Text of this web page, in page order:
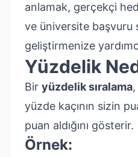
anlamak, gerçekçi
ve üniversite başvuru
geliştirmenize
Yüzdelik
Bir yüzdelik sıralama
yüzde kaçının sizin
puan aldığını gösterir.
Örnek: